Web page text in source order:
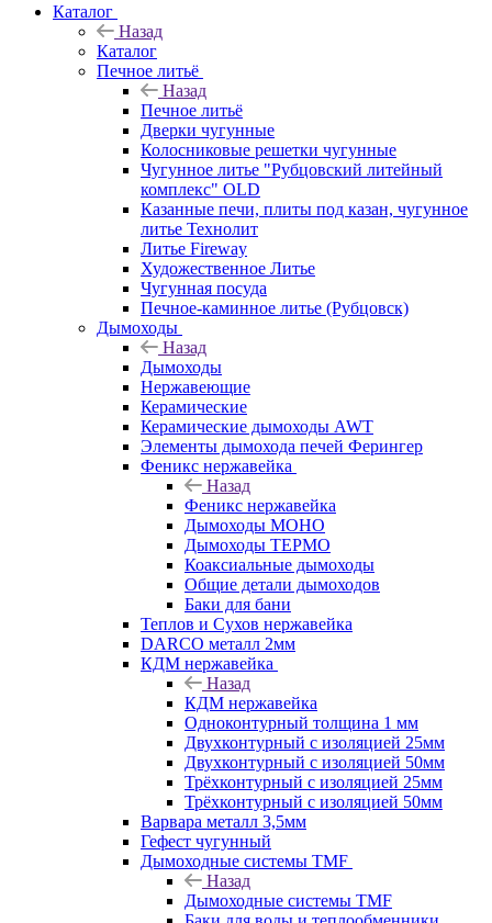
Каталог
Назад
Каталог
Печное литьё
Назад
Печное литьё
Дверки чугунные
Колосниковые решетки чугунные
Чугунное литье "Рубцовский литейный
комплекс" OLD
Казанные печи, плиты под казан, чугунное
литье Технолит
Литье Fireway
Художественное Литье
Чугунная посуда
Печное-каминное литье (Рубцовск)
Дымоходы
Назад
Дымоходы
Нержавеющие
Керамические
Керамические дымоходы AWT
Элементы дымохода печей Ферингер
Феникс нержавейка
Назад
Феникс нержавейка
Дымоходы МОНО
Дымоходы ТЕРМО
Коаксиальные дымоходы
Общие детали дымоходов
Баки для бани
Теплов и Сухов нержавейка
DARCO металл 2мм
КДМ нержавейка
Назад
КДМ нержавейка
Одноконтурный толщина 1 мм
Двухконтурный с изоляцией 25мм
Двухконтурный с изоляцией 50мм
Трёхконтурный с изоляцией 25мм
Трёхконтурный с изоляцией 50мм
Варвара металл 3,5мм
Гефест чугунный
Дымоходные системы TMF
Назад
Дымоходные системы TMF